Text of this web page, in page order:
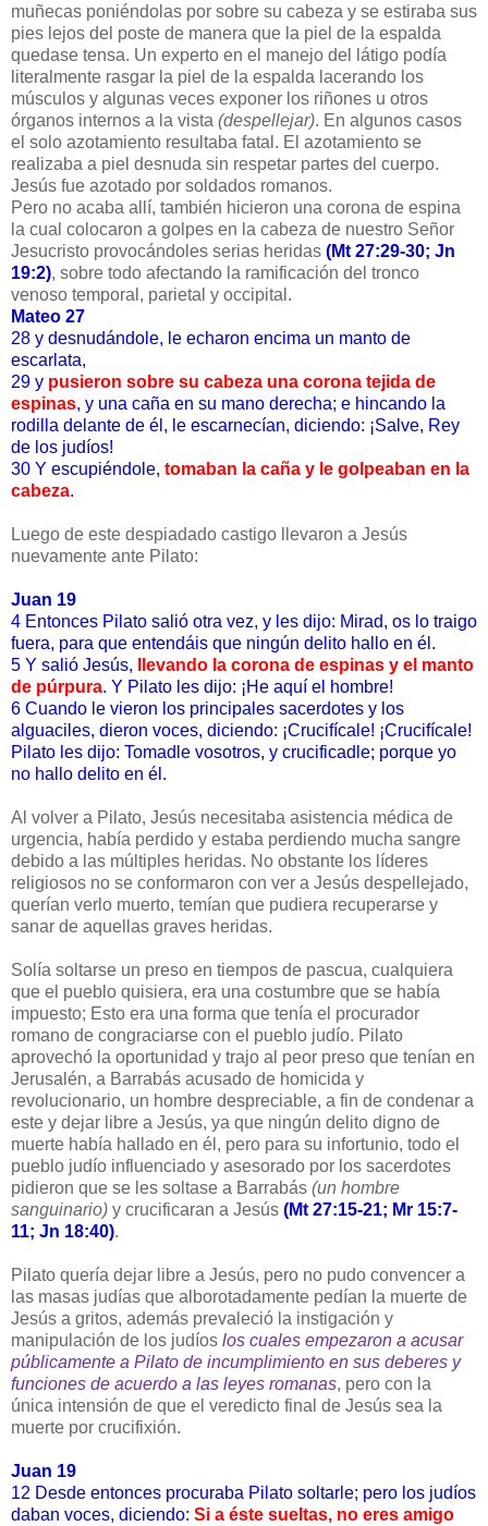
muñecas poniéndolas por sobre su cabeza y se estiraba sus
pies lejos del poste de manera que la piel de la espalda
quedase tensa. Un experto en el manejo del látigo podía
literalmente rasgar la piel de la espalda lacerando los
músculos y algunas veces exponer los riñones u otros
órganos internos a la vista (despellejar). En algunos casos
el solo azotamiento resultaba fatal. El azotamiento se
realizaba a piel desnuda sin respetar partes del cuerpo.
Jesús fue azotado por soldados romanos.
Pero no acaba allí, también hicieron una corona de espina
la cual colocaron a golpes en la cabeza de nuestro Señor
Jesucristo provocándoles serias heridas (Mt 27:29-30; Jn
19:2), sobre todo afectando la ramificación del tronco
venoso temporal, parietal y occipital.
Mateo 27
28 y desnudándole, le echaron encima un manto de
escarlata,
29 y pusieron sobre su cabeza una corona tejida de
espinas, y una caña en su mano derecha; e hincando la
rodilla delante de él, le escarnecían, diciendo: ¡Salve, Rey
de los judíos!
30 Y escupiéndole, tomaban la caña y le golpeaban en la
cabeza.
Luego de este despiadado castigo llevaron a Jesús
nuevamente ante Pilato:
Juan 19
4 Entonces Pilato salió otra vez, y les dijo: Mirad, os lo traigo
fuera, para que entendáis que ningún delito hallo en él.
5 Y salió Jesús,
llevando la corona de espinas y el manto
de púrpura. Y Pilato les dijo: ¡He aquí el hombre!
6 Cuando le vieron los principales sacerdotes y los
alguaciles, dieron voces, diciendo: ¡Crucifícale! ¡Crucifícale!
Pilato les dijo: Tomadle vosotros, y crucificadle; porque yo
no hallo delito en él.
Al volver a Pilato, Jesús necesitaba asistencia médica de
urgencia, había perdido y estaba perdiendo mucha sangre
debido a las múltiples heridas. No obstante los líderes
religiosos no se conformaron con ver a Jesús despellejado,
querían verlo muerto, temían que pudiera recuperarse y
sanar de aquellas graves heridas.
Solía soltarse un preso en tiempos de pascua, cualquiera
que el pueblo quisiera, era una costumbre que se había
impuesto; Esto era una forma que tenía el procurador
romano de congraciarse con el pueblo judío. Pilato
aprovechó la oportunidad y trajo al peor preso que tenían en
Jerusalén, a Barrabás acusado de homicida y
revolucionario, un hombre despreciable, a fin de condenar a
este y dejar libre a Jesús, ya que ningún delito digno de
muerte había hallado en él, pero para su infortunio, todo el
pueblo judío influenciado y asesorado por los sacerdotes
pidieron que se les soltase a Barrabás (un hombre
sanguinario) y crucificaran a Jesús (Mt 27:15-21; Mr 15:7-
11; Jn 18:40).
Pilato quería dejar libre a Jesús, pero no pudo convencer a
las masas judías que alborotadamente pedían la muerte de
Jesús a gritos, además prevaleció la instigación y
manipulación de los judíos los cuales empezaron a acusar
públicamente a Pilato de incumplimiento en sus deberes y
funciones de acuerdo a las leyes romanas, pero con la
única intensión de que el veredicto final de Jesús sea la
muerte por crucifixión.
Juan 19
12 Desde entonces procuraba Pilato soltarle; pero los judíos
daban voces, diciendo: Si a éste sueltas, no eres amigo